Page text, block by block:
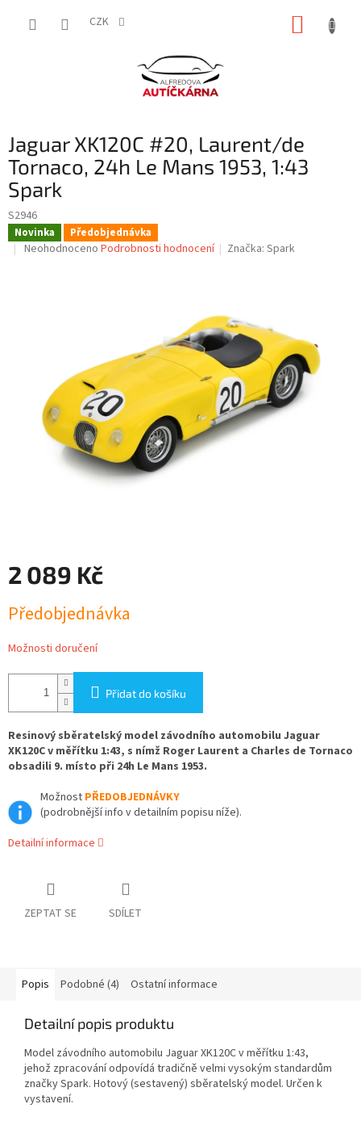
CZK
Jaguar XK120C #20, Laurent/de
Tornaco, 24h Le Mans 1953, 1:43
Spark
S2946
Novinka Předobjednávka
Průměrné
Neohodnoceno Podrobnosti hodnocení Značka:Spark
2 089 Kč
cena:
Předobjednávka
Možnosti doručení
Přidat do košíku
Resinový sběratelský model závodního automobilu Jaguar
XK120C v měřítku 1:43, s nímž Roger Laurent a Charles de Tornaco
obsadili 9. místo při 24h Le Mans 1953.
Možnost PŘEDOBJEDNÁVKY
(podrobnější info v detailním popisu níže).
Detailní informace
ZEPTAT SE SDÍLET
Popis Podobné (4) Ostatní informace
Detailní popis produktu
Model závodního automobilu Jaguar XK120C v měřítku 1:43,
jehož zpracování odpovídá tradičně velmi vysokým standardům
značky Spark. Hotový (sestavený) sběratelský model. Určen k
vystavení.